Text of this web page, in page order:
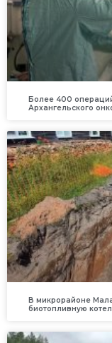
Более 400
Архангельского
В микрорайоне
биотопливную